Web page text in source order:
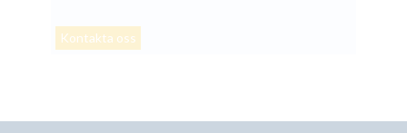
Kontakta oss